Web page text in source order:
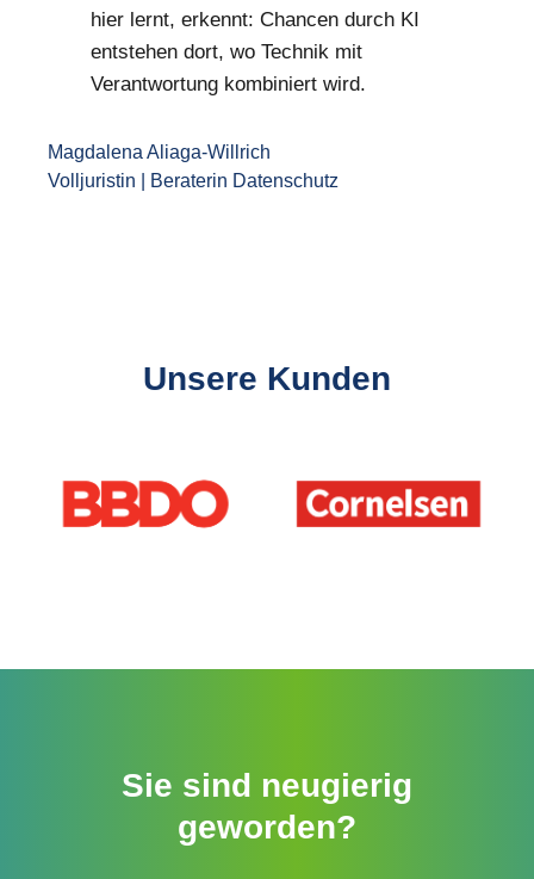
hier lernt, erkennt: Chancen durch KI
entstehen dort, wo Technik mit
Verantwortung kombiniert wird.
Magdalena Aliaga-Willrich
Volljuristin | Beraterin Datenschutz
Unsere Kunden
Sie sind neugierig
geworden?